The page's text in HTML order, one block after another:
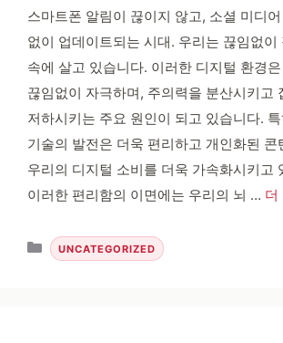
스마트폰 알림이 끊이지 않고, 소셜 미디
없이 업데이트되는 시대. 우리는 끊임없이
속에 살고 있습니다. 이러한 디지털 환경
끊임없이 자극하며, 주의력을 분산시키고
저하시키는 주요 원인이 되고 있습니다.
기술의 발전은 더욱 편리하고 개인화된 콘
우리의 디지털 소비를 더욱 가속화시키고
이러한 편리함의 이면에는 우리의 뇌 … 더
카테고리
UNCATEGORIZED